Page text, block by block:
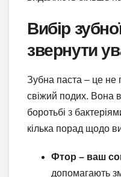
Вибір
звернути
Зубна паста – це не
свіжий подих. Вона
боротьбі з
кілька порад щодо
Фтор – ваш
допомагають